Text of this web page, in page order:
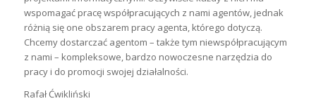
wspomagać pracę współpracujących z nami agentów, jednak
różnią się one obszarem pracy agenta, którego dotyczą.
Chcemy dostarczać agentom – także tym niewspółpracującym
z nami – kompleksowe, bardzo nowoczesne narzędzia do
pracy i do promocji swojej działalności.
Rafał Ćwikliński